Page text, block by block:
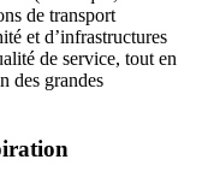
de transport
et d’infrastructures
de service, tout en
des grandes